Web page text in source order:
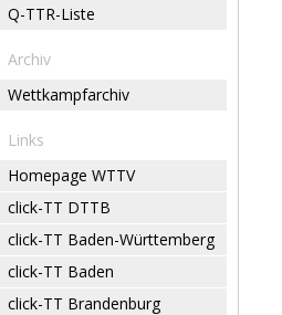
Q-TTR-Liste
Archiv
Wettkampfarchiv
Links
Homepage WTTV
click-TT DTTB
click-TT Baden-Württemberg
click-TT Baden
click-TT Brandenburg